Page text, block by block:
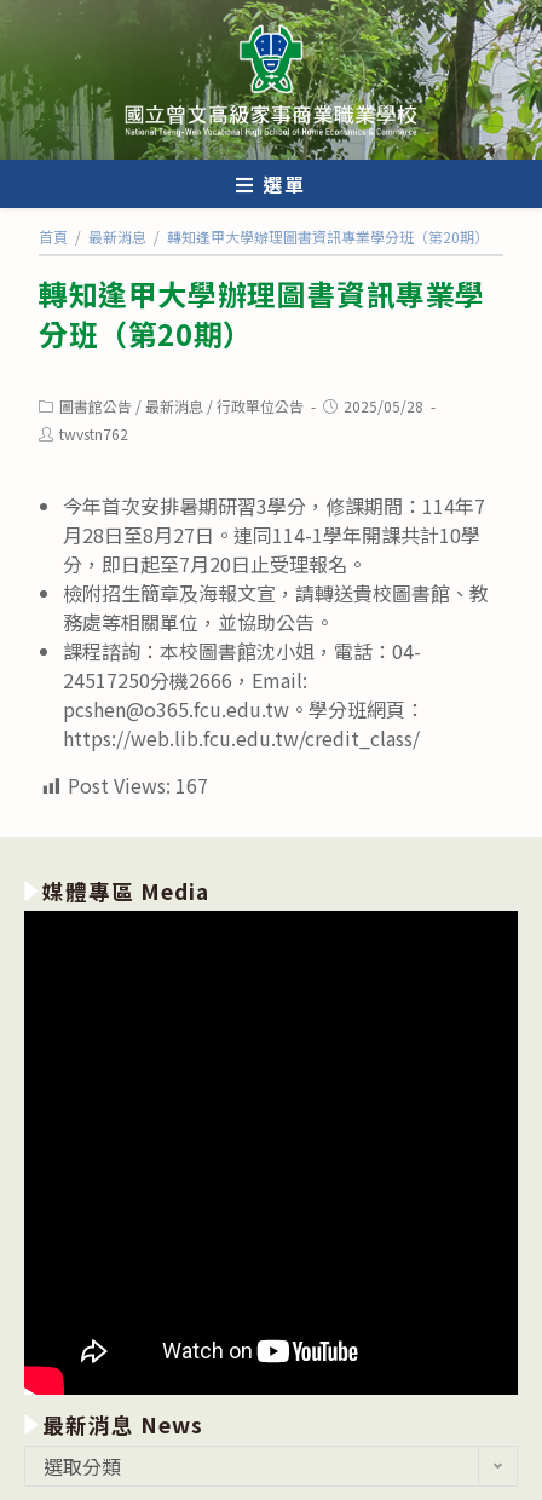
轉
至
主
要
內
選單
首頁 / 最新消息 / 轉知逢甲大學辦理圖書資訊專業學分班（第20期）
轉知逢甲大學辦理圖書資訊專業學
分班（第20期）
Post
category:
圖書館公告 /最新消息 /行政單位公告
Post2025/05/28
Posttwvstn762
今年首次安排暑期研習3學分，修課期間：114年7
月28日至8月27日。連同114-1學年開課共計10學
分，即日起至7月20日止受理報名。
檢附招生簡章及海報文宣，請轉送貴校圖書館、教
務處等相關單位，並協助公告。
課程諮詢：本校圖書館沈小姐，電話：04-
24517250分機2666，Email:
pcshen@o365.fcu.edu.tw。學分班網頁：
https://web.lib.fcu.edu.tw/credit_class/
Post Views: 167
媒體專區 Media
最新消息 News
選取分類